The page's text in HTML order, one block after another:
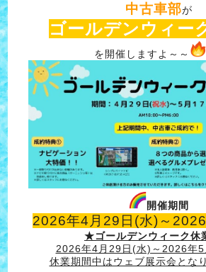
中古車部が
ゴールデンウィー
を開催しますよ～～
開催期間
2026年4月29日(水)～
★ゴールデンウィーク休
2026年4月29日(水)～2026年
休業期間中はウェブ展示会とな